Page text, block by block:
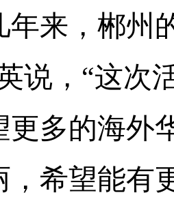
年来，郴州
说，“这次
更多的海外
，希望能有